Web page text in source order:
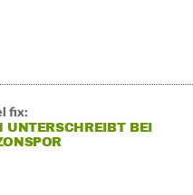
fix:
UNTERSCHREIBT BEI